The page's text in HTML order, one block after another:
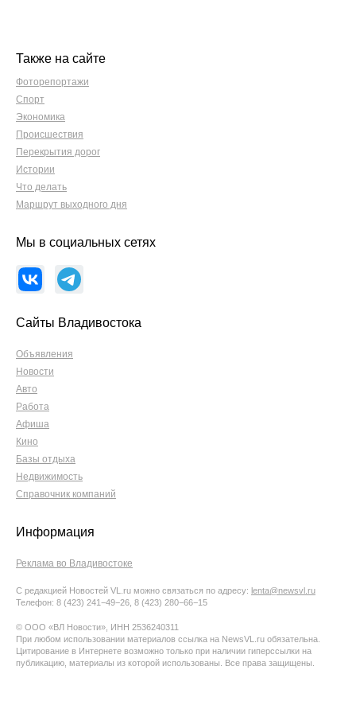
Также на сайте
Фоторепортажи
Спорт
Экономика
Происшествия
Перекрытия дорог
Истории
Что делать
Маршрут выходного дня
Мы в социальных сетях
Сайты Владивостока
Объявления
Новости
Авто
Работа
Афиша
Кино
Базы отдыха
Недвижимость
Справочник компаний
Информация
Реклама во Владивостоке
С редакцией Новостей VL.ru можно связаться по адресу: lenta@newsvl.ru
Телефон: 8 (423) 241−49−26, 8 (423) 280−66−15
© ООО «ВЛ Новости», ИНН 2536240311
При любом использовании материалов ссылка на NewsVL.ru обязательна.
Цитирование в Интернете возможно только при наличии гиперссылки на
публикацию, материалы из которой использованы. Все права защищены.